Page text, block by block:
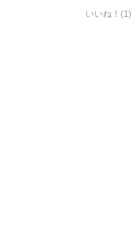
いいね！(1)